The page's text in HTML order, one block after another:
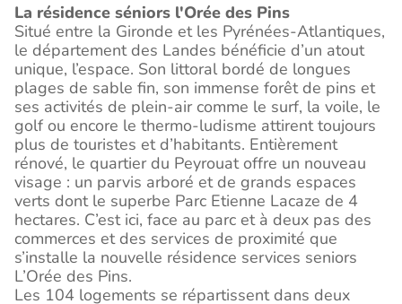
La résidence séniors l'Orée des Pins
Situé entre la Gironde et les Pyrénées-Atlantiques,
le département des Landes bénéficie d’un atout
unique, l’espace. Son littoral bordé de longues
plages de sable fin, son immense forêt de pins et
ses activités de plein-air comme le surf, la voile, le
golf ou encore le thermo-ludisme attirent toujours
plus de touristes et d’habitants. Entièrement
rénové, le quartier du Peyrouat offre un nouveau
visage : un parvis arboré et de grands espaces
verts dont le superbe Parc Etienne Lacaze de 4
hectares. C’est ici, face au parc et à deux pas des
commerces et des services de proximité que
s’installe la nouvelle résidence services seniors
L’Orée des Pins.
Les 104 logements se répartissent dans deux